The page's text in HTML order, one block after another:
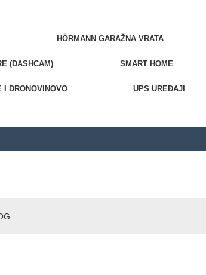
HÖRMANN GARAŽNA VRATA
(DASHCAM) SMART HOME
DRONOVI NOVO UPS UREĐAJI